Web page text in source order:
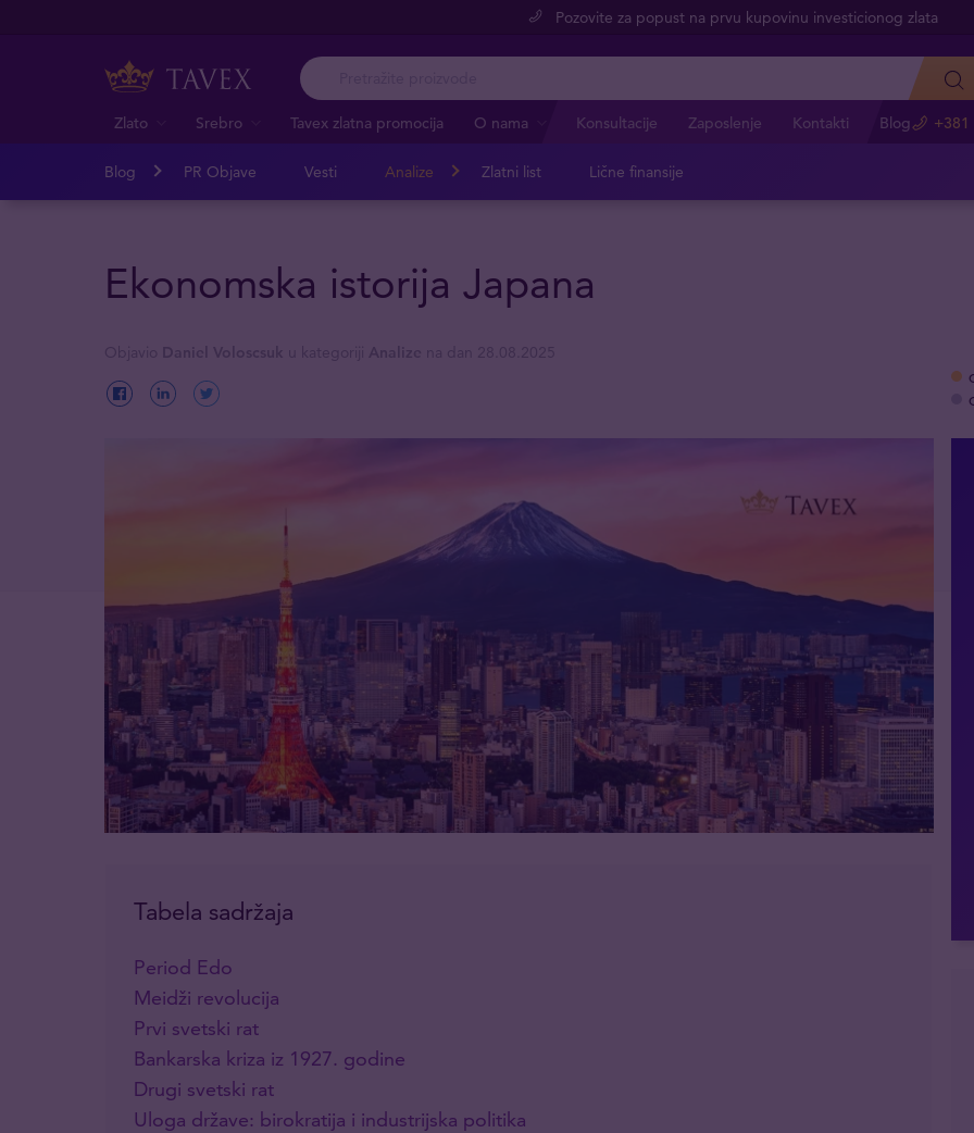
Pozovite za popust na prvu kupovinu investicionog zlata
Zlato Srebro Tavex zlatna promocija O nama Konsultacije Zaposlenje Kontakti Blog +381
Blog PR Objave Vesti Analize Zlatni list Lične finansije
Ekonomska istorija Japana
Tabela sadržaja
Period Edo
Meidži revolucija
Prvi svetski rat
Bankarska kriza iz 1927. godine
Drugi svetski rat
Uloga države: birokratija i industrijska politika